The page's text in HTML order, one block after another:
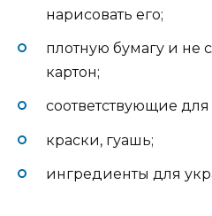
нарисовать его;
плотную бумагу и не
картон;
соответствующие
краски, гуашь;
ингредиенты для